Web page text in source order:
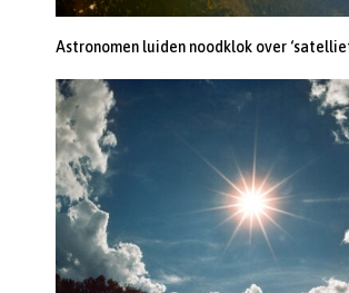
Astronomen luiden noodklok over